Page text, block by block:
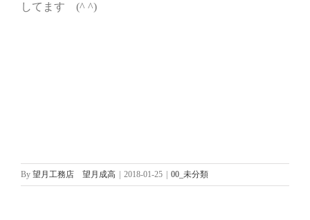
してます (^ ^)
By 望月工務店 望月成高 2018-01-25 00_未分類